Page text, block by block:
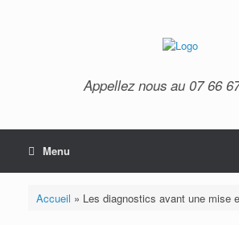
Appellez nous au 07 66
Menu
Accueil » Les diagnostics avant une mise